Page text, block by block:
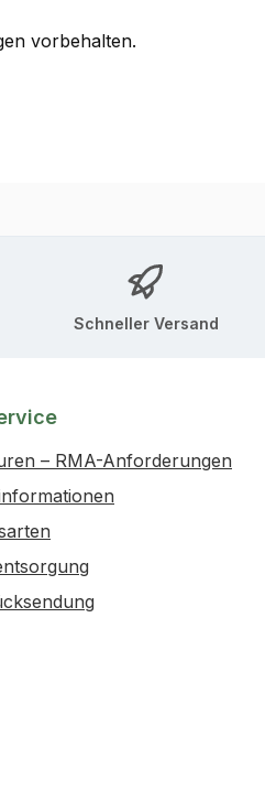
vorbehalten.
Schneller Versand
– RMA-Anforderungen